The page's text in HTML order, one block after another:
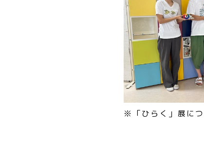
※「ひらく」展に